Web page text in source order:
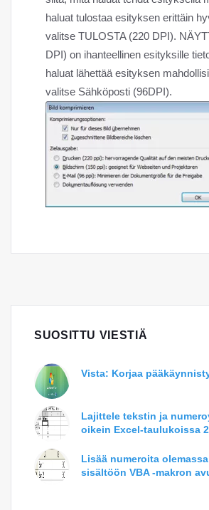
haluat tulostaa esityksen erittäin
valitse TULOSTA (220 DPI).
DPI) on ihanteellinen esityksille
haluat lähettää esityksen
valitse Sähköposti (96DPI).
SUOSITTU VIESTIÄ
Vista: Korjaa
Lajittele tekstin ja
oikein Excel-taulukoissa
Lisää numeroita
sisältöön VBA -makron